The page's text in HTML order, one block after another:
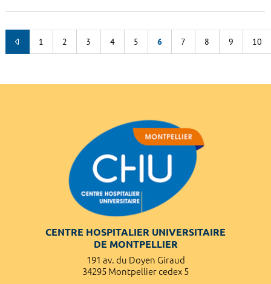
1 2 3 4 5 6 7 8 9 10
CENTRE HOSPITALIER UNIVERSITAIRE
DE MONTPELLIER
191 av. du Doyen Giraud
34295 Montpellier cedex 5